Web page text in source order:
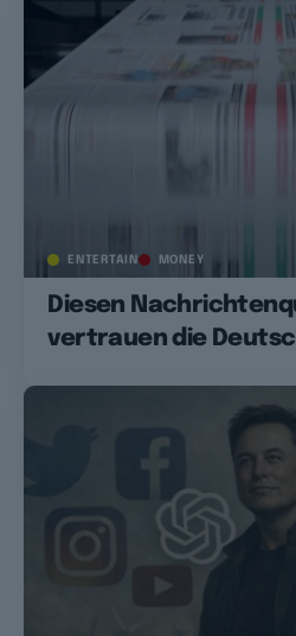
ENTERTAIN MONEY
Diesen
vertrauen die